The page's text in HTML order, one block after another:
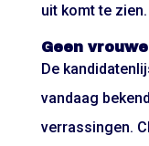
uit komt te zien.
Geen
De
vandaag
verrassingen.